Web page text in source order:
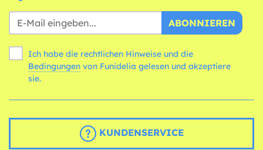
ABONNIEREN
Ich habe die rechtlichen Hinweise und die
Bedingungen
sie.
KUNDENSERVICE